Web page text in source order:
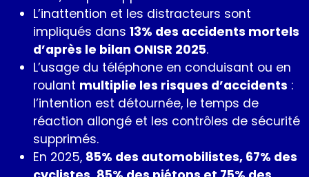
L’inattention et les distracteurs sont
impliqués dans 13% des accidents mortels
d’après le bilan ONISR 2025.
L’usage du téléphone en conduisant ou en
roulant multiplie les risques d’accidents :
l’intention est détournée, le temps de
réaction allongé et les contrôles de sécurité
supprimés.
En 2025, 85% des automobilistes, 67% des